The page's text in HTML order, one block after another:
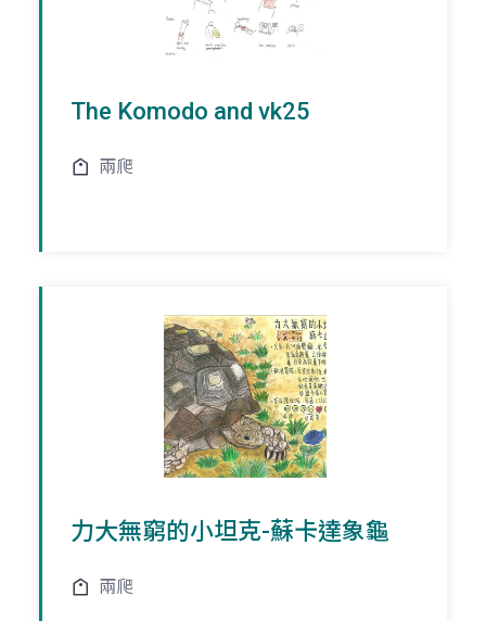
The Komodo and vk25
兩爬
力大無窮的小坦克-蘇卡達象龜
兩爬